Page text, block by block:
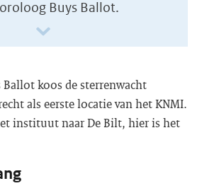
Buys Ballot.
koos de sterrenwacht
als eerste locatie van het KNMI.
instituut naar De Bilt, hier is het